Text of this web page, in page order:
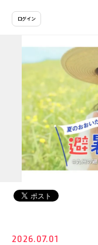
ログイン
2026.07.01